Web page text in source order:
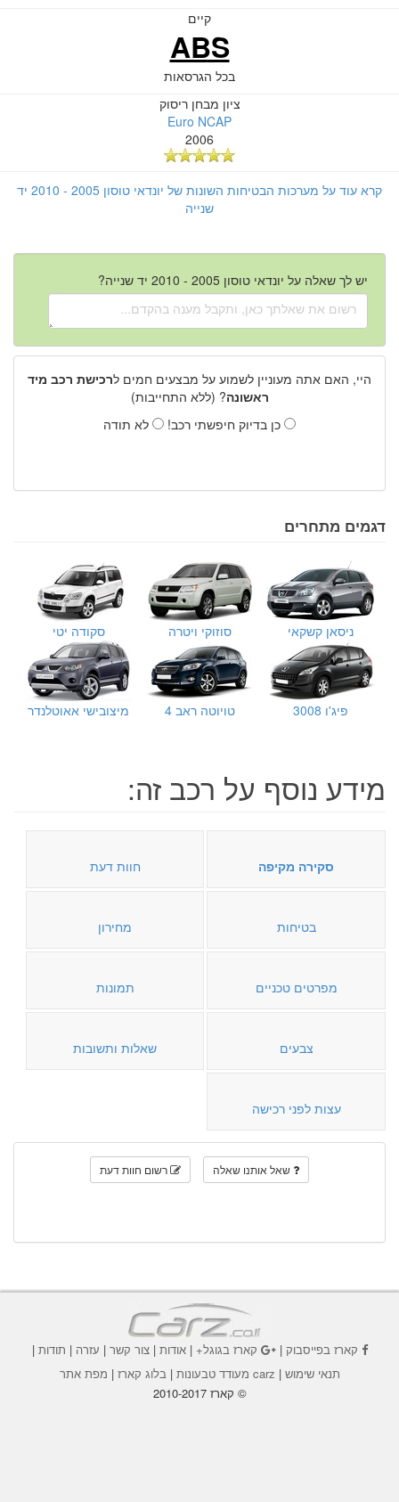
קיים
ABS
בכל הגרסאות
ציון מבחן ריסוק
Euro NCAP
2006
קרא עוד על מערכות הבטיחות השונות של יונדאי טוסון 2005 - 2010 יד
שנייה
יש לך שאלה על יונדאי טוסון 2005 - 2010 יד שנייה?
היי, האם אתה מעוניין לשמוע על מבצעים חמים לרכישת רכב מיד
ראשונה? (ללא התחייבות)
כן בדיוק חיפשתי רכב!
לא תודה
דגמים מתחרים
ניסאן קשקאי סוזוקי ויטרה סקודה יטי
פיג'ו 3008 טויוטה ראב 4 מיצובישי אאוטלנדר
מידע נוסף על רכב זה:
סקירה מקיפה חוות דעת
בטיחות מחירון
מפרטים טכניים תמונות
צבעים שאלות ותשובות
עצות לפני רכישה
שאל אותנו שאלה רשום חוות דעת
קארז בפייסבוק| קארז בגוגל+|אודות |צור קשר | עזרה | תודות |
תנאי שימוש | carz מעודד טבעונות | בלוג קארז | מפת אתר
© קארז 2010-2017